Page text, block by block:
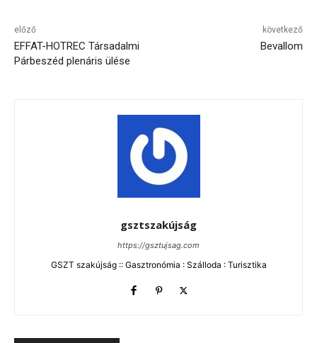
előző
EFFAT-HOTREC Társadalmi
Párbeszéd plenáris ülése
következő
Bevallom
gsztszakújság
https://gsztujsag.com
GSZT szakújság :: Gasztronómia : Szálloda : Turisztika